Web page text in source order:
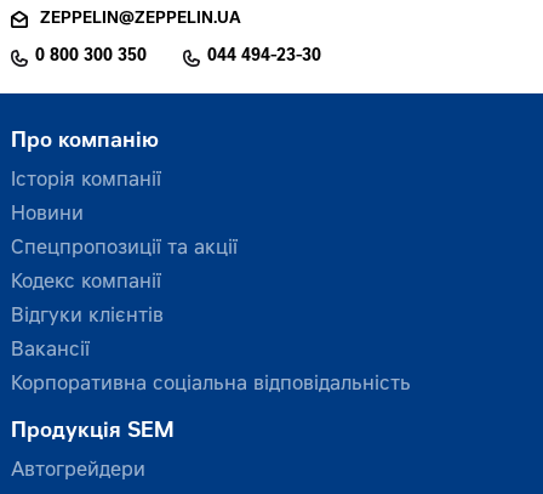
ZEPPELIN@ZEPPELIN.UA
0 800 300 350 044 494-23-30
Про компанію
Історія компанії
Новини
Спецпропозиції та акції
Кодекс компанії
Відгуки клієнтів
Вакансії
Корпоративна соціальна відповідальність
Продукція SEM
Автогрейдери